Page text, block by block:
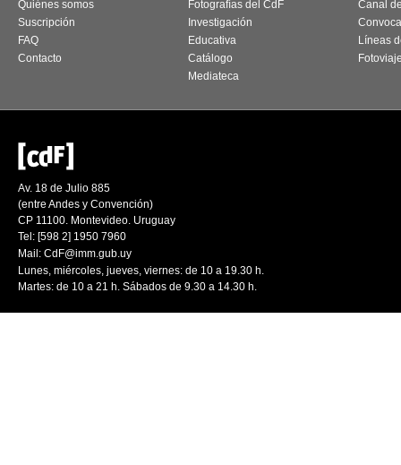
Quiénes somos
Suscripción
FAQ
Contacto
Fotografías del CdF
Investigación
Educativa
Catálogo
Mediateca
Canal
Líneas
Av. 18 de Julio 885
(entre Andes y Convención)
CP 11100. Montevideo. Uruguay
Tel: [598 2] 1950 7960
Mail: CdF@imm.gub.uy
Lunes, miércoles, jueves, viernes: de 10 a 19.30 h.
Martes: de 10 a 21 h. Sábados de 9.30 a 14.30 h.